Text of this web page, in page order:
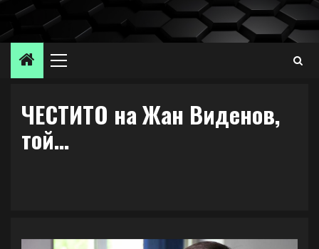
Skip
content
Primary
ЧЕСТИТО на Жан Виденов,
той…